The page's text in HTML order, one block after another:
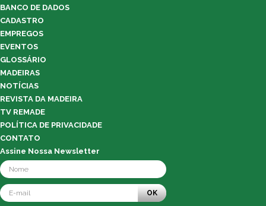
BANCO DE DADOS
CADASTRO
EMPREGOS
EVENTOS
GLOSSÁRIO
MADEIRAS
NOTÍCIAS
REVISTA DA MADEIRA
TV REMADE
POLÍTICA DE PRIVACIDADE
CONTATO
Assine Nossa Newsletter
OK